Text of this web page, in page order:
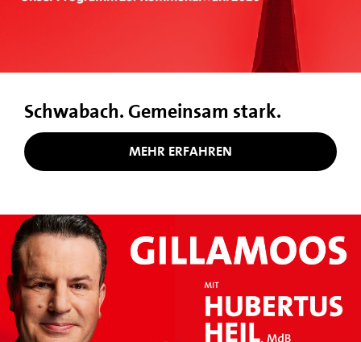
Schwabach. Gemeinsam stark.
MEHR ERFAHREN